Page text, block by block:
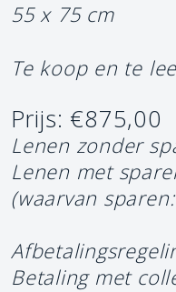
55 x 75 cm
Te koop en te
Prijs: €875,00
Lenen zonder
Lenen met
(waarvan
Betaling met